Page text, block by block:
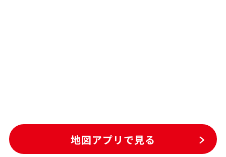
地図アプリで見る